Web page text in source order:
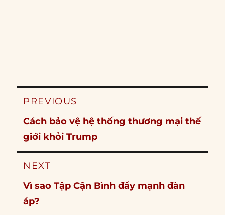
Post
PREVIOUS
Previous
post:
Cách bảo vệ hệ thống thương mại thế
giới khỏi Trump
NEXT
Next
post:
Vì sao Tập Cận Bình đẩy mạnh đàn
áp?